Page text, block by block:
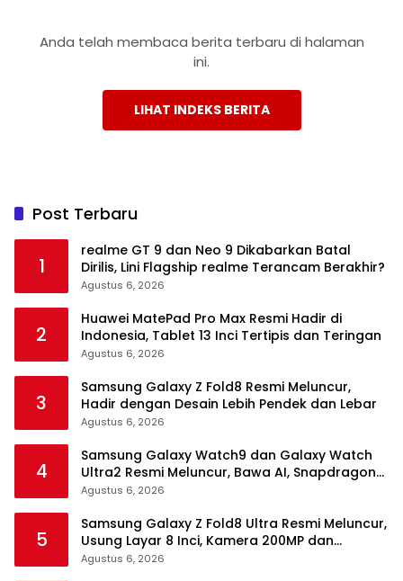
Anda telah membaca berita terbaru di halaman
ini.
LIHAT INDEKS BERITA
Post Terbaru
1
realme GT 9 dan Neo 9 Dikabarkan Batal
Dirilis, Lini Flagship realme Terancam Berakhir?
Agustus 6, 2026
2
Huawei MatePad Pro Max Resmi Hadir di
Indonesia, Tablet 13 Inci Tertipis dan Teringan
Agustus 6, 2026
3
Samsung Galaxy Z Fold8 Resmi Meluncur,
Hadir dengan Desain Lebih Pendek dan Lebar
Agustus 6, 2026
4
Samsung Galaxy Watch9 dan Galaxy Watch
Ultra2 Resmi Meluncur, Bawa AI, Snapdragon
Wear Elite, dan Fitur Kesehatan Baru
Agustus 6, 2026
5
Samsung Galaxy Z Fold8 Ultra Resmi Meluncur,
Usung Layar 8 Inci, Kamera 200MP dan
Snapdragon 8 Elite Gen 5
Agustus 6, 2026